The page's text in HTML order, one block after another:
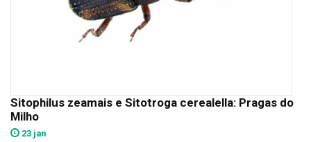
Sitophilus zeamais e Sitotroga cerealella: Pragas do
Milho
23 jan